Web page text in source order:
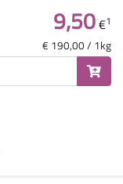
9,50€1
€ 190,00 / 1kg